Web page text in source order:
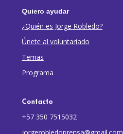
Quiero ayudar
¿Quién es Jorge Robledo?
Únete al voluntariado
Temas
Programa
Contacto
+57 350 7515032